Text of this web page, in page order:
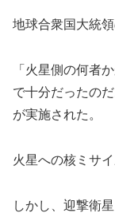
地球合衆国大統
「火星側の何者
で十分だったの
が実施された。
火星への核ミサ
しかし、迎撃衛